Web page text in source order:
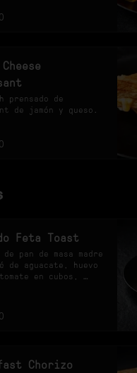
prensado de
de jamón y queso.
Feta Toast
de pan de masa madre
de aguacate, huevo
en cubos,
Chorizo